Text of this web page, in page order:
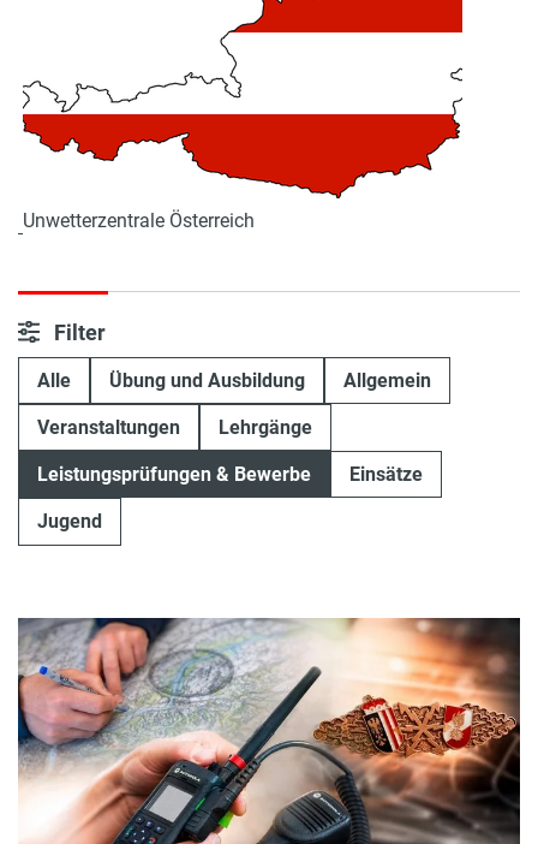
Unwetterzentrale Österreich
Filter
Alle Übung und Ausbildung Allgemein
Veranstaltungen Lehrgänge
Leistungsprüfungen & Bewerbe Einsätze
Jugend